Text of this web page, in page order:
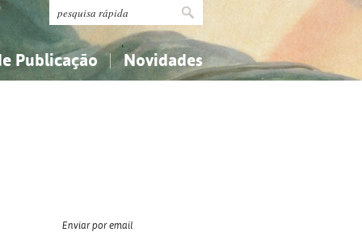
Publicação Novidades
Enviar por email